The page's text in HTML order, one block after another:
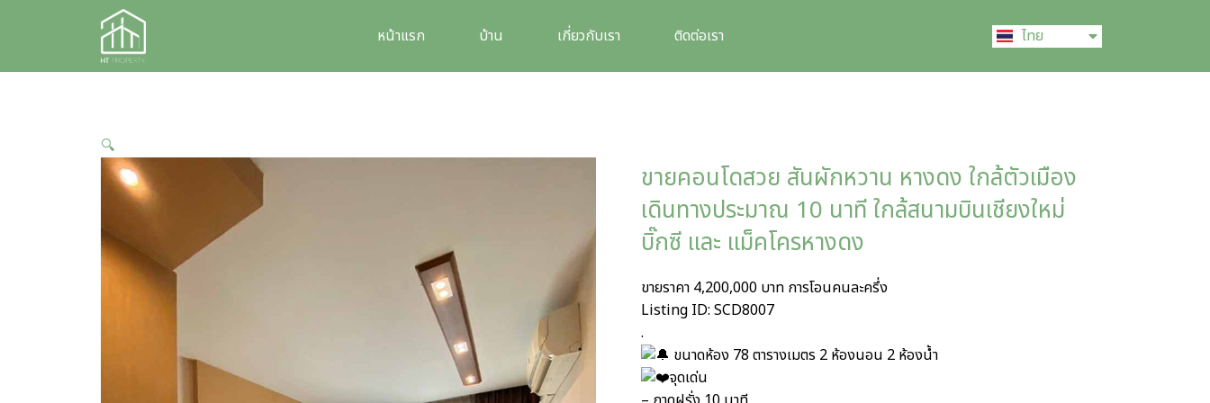
หน้าแรก บ้าน เกี่ยวกับเรา ติดต่อเรา ไทย
中文 (中国)
🔍
ขายคอนโดสวย สันผักหวาน หางดง ใกล้ตัวเมือง
เดินทางประมาณ 10 นาที ใกล้สนามบินเชียงใหม่
บิ๊กซี และ แม็คโครหางดง
ขายราคา 4,200,000 บาท การโอนคนละครึ่ง
Listing ID: SCD8007
.
ขนาดห้อง 78 ตารางเมตร 2 ห้องนอน 2 ห้องน้ำ
จุดเด่น